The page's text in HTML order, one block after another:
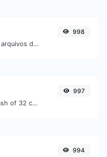
Converta facilmente arquivos de imagem GIF para WEBP.
998
Generate an MD5 hash of 32 characters length for any string input.
997
994